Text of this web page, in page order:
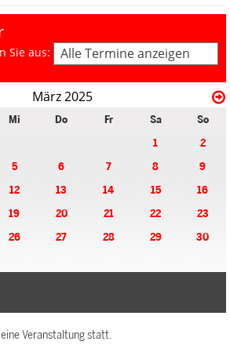
Sie aus: Alle Termine anzeigen
März 2025
Mi Do Fr Sa
So
1
2
5 6 7 8
9
12 13 14 15
16
19 20 21 22
23
26 27 28 29
30
Veranstaltung statt.